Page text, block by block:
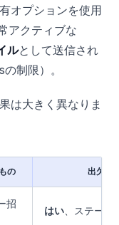
オプションを使用
アクティブな
ルとして送信され
制限）。
は大きく異なりま
の 出欠確
招
はい 、ステー